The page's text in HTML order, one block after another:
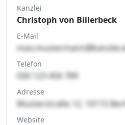
Kanzlei
Christoph von Billerbeck
E-Mail
Telefon
030 123 456 789
Adresse
Musterstraße 12, 10115
Website